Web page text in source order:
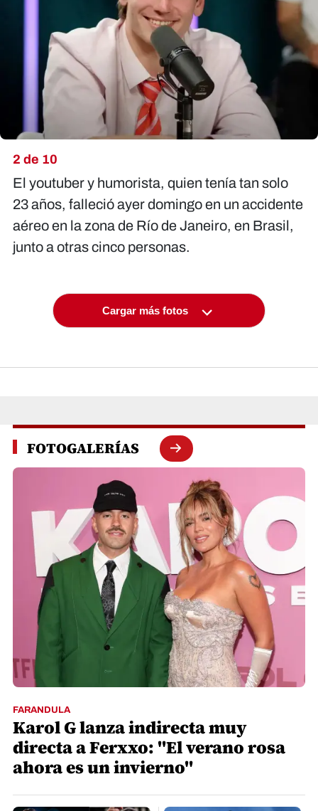
2 de 10
El youtuber y humorista, quien tenía tan solo
23 años, falleció ayer domingo en un accidente
aéreo en la zona de Río de Janeiro, en Brasil,
junto a otras cinco personas.
Cargar más fotos
FOTOGALERÍAS
FARANDULA
Karol G lanza indirecta muy
directa a Ferxxo: "El verano rosa
ahora es un invierno"